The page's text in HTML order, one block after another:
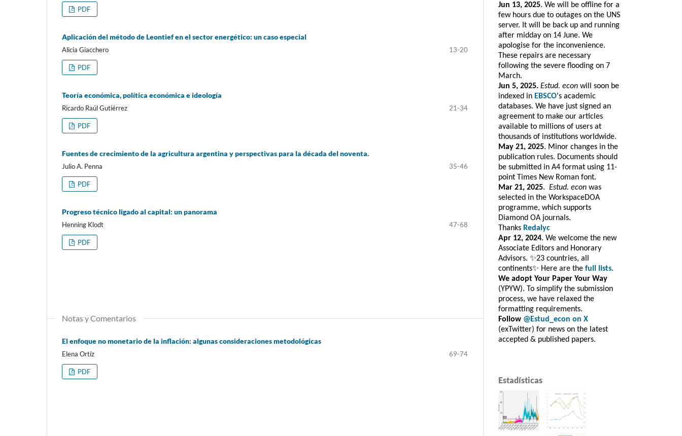
PDF
Aplicación del método de Leontief en el sector energético: un caso especial
Alicia Giacchero 13-20
PDF
Teoría económica, política económica e ideología
Ricardo Raúl Gutiérrez 21-34
PDF
Fuentes de crecimiento de la agricultura argentina y perspectivas para la década del noventa.
Julio A. Penna 35-46
PDF
Progreso técnico ligado al capital: un panorama
Henning Klodt 47-68
PDF
Notas y Comentarios
El enfoque no monetario de la inflación: algunas consideraciones metodológicas
Elena Ortíz 69-74
PDF
Jun 13, 2025. We will be offline for a
few hours due to outages on the UNS
server. It will be back up and running
after midday on 14 June. We
apologise for the inconvenience.
These repairs are necessary
following the severe flooding on 7
March.
Jun 5, 2025. Estud. econ will soon be
indexed in EBSCO's academic
databases. We have just signed an
agreement to make our articles
available to millions of users at
thousands of institutions worldwide.
May 21, 2025. Minor changes in the
publication rules. Documents should
be submitted in A4 format using 11-
point Times New Roman font.
Mar 21, 2025. Estud. econ was
selected in the WorkspaceDOA
programme, which supports
Diamond OA journals.
Thanks Redalyc
Apr 12, 2024. We welcome the new
Associate Editors and Honorary
Advisors. ✨23 countries, all
continents✨ Here are the full lists.
We adopt Your Paper Your Way
(YPYW). To simplify the submission
process, we have relaxed the
formatting requirements.
Follow @Estud_econ on X
(exTwitter) for news on the latest
accepted & published papers.
Estadísticas